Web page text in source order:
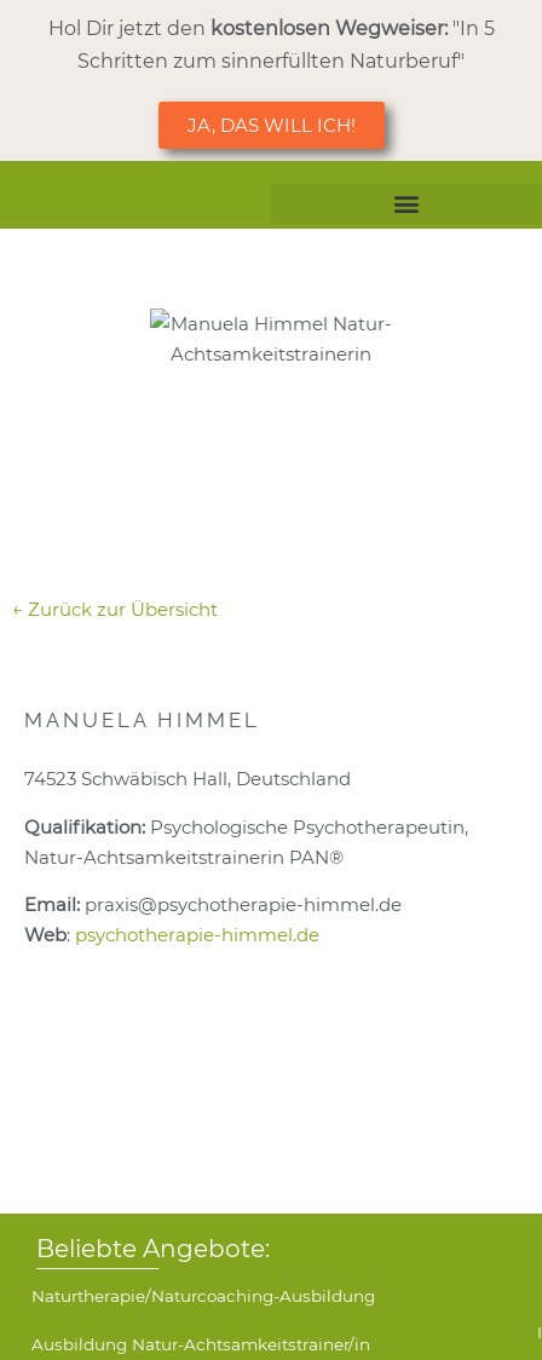
Hol Dir jetzt den kostenlosen Wegweiser:"In 5
Schritten zum sinnerfüllten Naturberuf"
JA, DAS WILL ICH!
← Zurück zur Übersicht
MANUELA HIMMEL
74523 Schwäbisch Hall, Deutschland
Qualifikation: Psychologische Psychotherapeutin,
Natur-Achtsamkeitstrainerin PAN®
Email: praxis@psychotherapie-himmel.de
Web: psychotherapie-himmel.de
Beliebte Angebote:
Naturtherapie/Naturcoaching-Ausbildung
Ausbildung Natur-Achtsamkeitstrainer/in